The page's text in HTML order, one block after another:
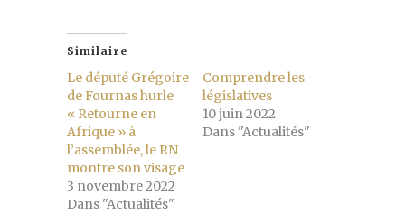
Similaire
Le député Grégoire
de Fournas hurle
« Retourne en
Afrique » à
l’assemblée, le RN
montre son visage
3 novembre 2022
Dans "Actualités"
Comprendre les
législatives
10 juin 2022
Dans "Actualités"